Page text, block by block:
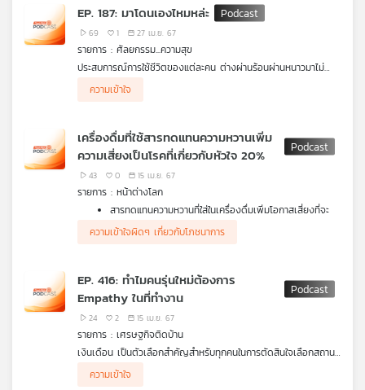
EP. 187: มาโดนเองไหมหล่ะ
69 1 27 เม.ย. 67
รายการ : ศัลยกรรม...ความสุข
ประสบการณ์การใช้ชีวิตของแต่ละคน ต่างผ่านร้อนผ่านหนาวมาไม่
เหมือนกัน เรื่องบางเรื่องอาจเป็นเรื่องตลกร้ายที่ไม่อยากถูกนำไป
ขยายความต่อ จนกลายเป็นเรื่องตลกในกลุ่มคนใกล้ชิด แน่นอนว่าอาจ
ได้ หากตกอยู่ในสถานการณ์แบบนี้ เราสามารถปรับหรือเปลี่ยนจาก
เรื่องตลกร้ายให้กลายเป็นเรื่องดี ๆ ที่สามารถบอกกล่าวหรือเล่าต่อได้
อย่างไร รายการ ศัลยกรรม...ความสุข เล่าให้ฟังค่ะ
ความเข้าใจ
เครื่องดื่มที่ใช้สารทดแทนความหวานเพิ่ม
ความเสี่ยงเป็นโรคที่เกี่ยวกับหัวใจ 20%
43 0 15 เม.ย. 67
รายการ : หน้าต่างโลก
สารทดแทนความหวานที่ใส่ในเครื่องดื่มเพิ่มโอกาสเสี่ยงที่จะ
เป็นโรคเกี่ยวข้องกับหัวใจถึง 20%
ความเข้าใจผิดๆ เกี่ยวกับโภชนาการที่ยังคนเชื่ออยู่จนถึงทุก
ความเข้าใจผิดๆ เกี่ยวกับโภชนาการ
EP. 416: ทำไมคนรุ่นใหม่ต้องการ
Empathy ในที่ทำงาน
24 2 15 เม.ย. 67
รายการ : เศรษฐกิจติดบ้าน
เงินเดือน เป็นตัวเลือกสำคัญสำหรับทุกคนในการตัดสินใจเลือกสถานที่
ทำงาน แต่สำหรับคนรุ่นใหม่นอกจากเงินเดือนแล้ว
เอาใจเขามาใส่ใจเรา)
ความเข้าใจ